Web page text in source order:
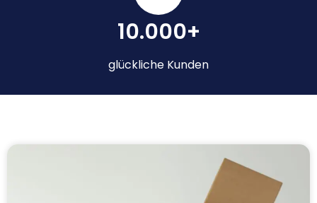
10.000+
glückliche Kunden